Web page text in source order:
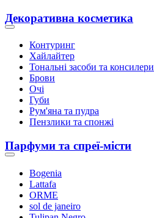
Декоративна косметика
Контуринг
Хайлайтер
Тональні засоби та консилери
Брови
Очі
Губи
Рум'яна та пудра
Пензлики та спонжі
Парфуми та спреї-місти
Bogenia
Lattafa
ORME
sol de janeiro